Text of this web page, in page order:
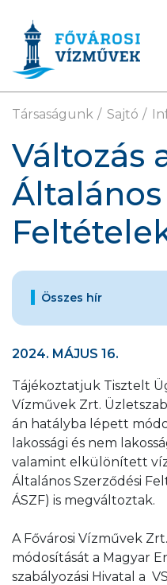
Társaságunk Sajtó
Változás
Összes hír
2024. MÁJUS 16.
Tájékoztatjuk Tisztelt
Vízművek Zrt.
án hatályba lépett
lakossági és nem
valamint elkülönített
Általános Szerződési
ÁSZF) is megváltoztak.
A Fővárosi Vízművek
módosítását a Magyar
szabályozási Hivatal a